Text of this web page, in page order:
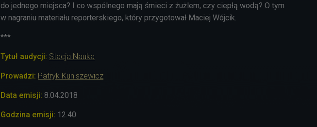
do jednego miejsca? I co wspólnego mają śmieci z żużlem, czy ciepłą wodą? O tym
w nagraniu materiału reporterskiego, który przygotował Maciej Wójcik.
***
Tytuł audycji: Stacja Nauka
Prowadzi: Patryk Kuniszewicz
Data emisji: 8.04.2018
Godzina emisji: 12.40